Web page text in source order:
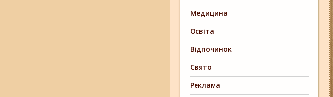
Медицина
Освіта
Відпочинок
Свято
Реклама